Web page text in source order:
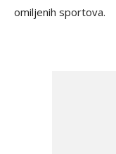
omiljenih sportova.